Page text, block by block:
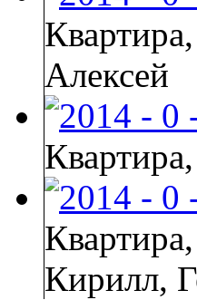
Алексей
Кирилл,